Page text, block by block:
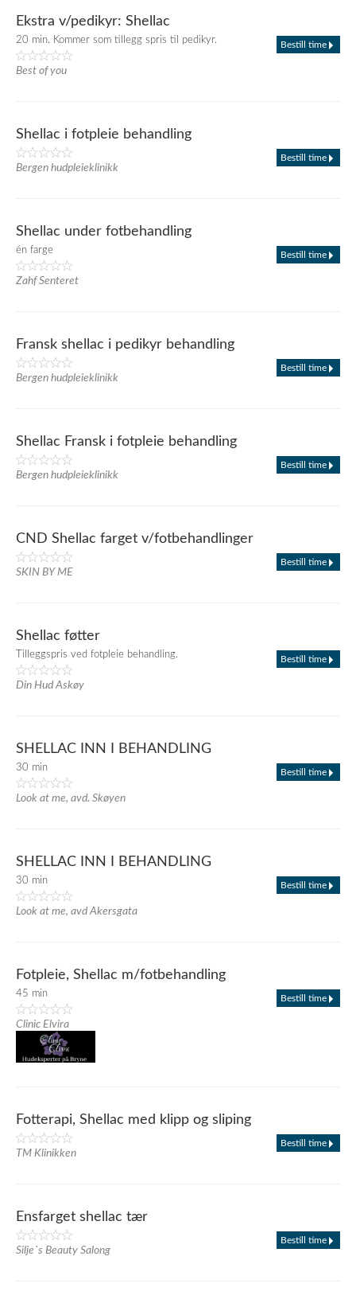
Ekstra v/pedikyr: Shellac
20 min. Kommer som tillegg spris til pedikyr.
Best of you
Bestill time
Shellac i fotpleie behandling
Bergen hudpleieklinikk
Bestill time
Shellac under fotbehandling
én farge
Zahf Senteret
Bestill time
Fransk shellac i pedikyr behandling
Bergen hudpleieklinikk
Bestill time
Shellac Fransk i fotpleie behandling
Bergen hudpleieklinikk
Bestill time
CND Shellac farget v/fotbehandlinger
SKIN BY ME
Bestill time
Shellac føtter
Tilleggspris ved fotpleie behandling.
Din Hud Askøy
Bestill time
SHELLAC INN I BEHANDLING
30 min
Look at me, avd. Skøyen
Bestill time
SHELLAC INN I BEHANDLING
30 min
Look at me, avd Akersgata
Bestill time
Fotpleie, Shellac m/fotbehandling
45 min
Clinic Elvira
Bestill time
Fotterapi, Shellac med klipp og sliping
TM Klinikken
Bestill time
Ensfarget shellac tær
Silje`s Beauty Salong
Bestill time